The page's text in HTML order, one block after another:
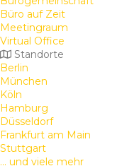
Büro auf Zeit
Meetingraum
Virtual Office
Standorte
Berlin
München
Köln
Hamburg
Düsseldorf
Frankfurt am Main
Stuttgart
... und viele mehr